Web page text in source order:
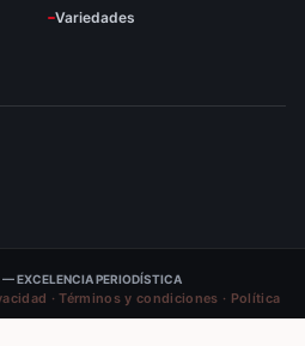
Variedades
EXCELENCIA PERIODÍSTICA
·Términos y condiciones · Política